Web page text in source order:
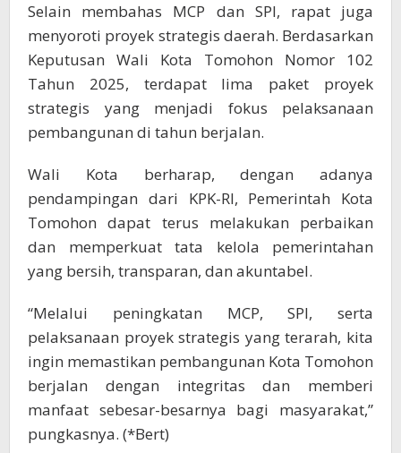
Selain membahas MCP dan SPI, rapat juga
menyoroti proyek strategis daerah. Berdasarkan
Keputusan Wali Kota Tomohon Nomor 102
Tahun 2025, terdapat lima paket proyek
strategis yang menjadi fokus pelaksanaan
pembangunan di tahun berjalan.
Wali Kota berharap, dengan adanya
pendampingan dari KPK-RI, Pemerintah Kota
Tomohon dapat terus melakukan perbaikan
dan memperkuat tata kelola pemerintahan
yang bersih, transparan, dan akuntabel.
“Melalui peningkatan MCP, SPI, serta
pelaksanaan proyek strategis yang terarah, kita
ingin memastikan pembangunan Kota Tomohon
berjalan dengan integritas dan memberi
manfaat sebesar-besarnya bagi masyarakat,”
pungkasnya. (*Bert)